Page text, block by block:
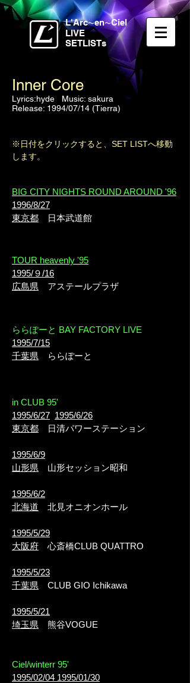
L'Arc〜en〜Ciel
LIVE
SETLISTs
Inner Core
Lyrics:hyde Music: sakura
Release: 1994/07/14 (Tierra)
※日付をクリックすると、SET LISTへ移動
します。
BIG CITY NIGHTS ROUND AROUND '96
1996/8/27
東京都 日本武道館
TOUR heavenly '95
1995/９/16
広島県 アステールプラザ
ららぽーと BAY FACTORY LIVE
1995/7/15
千葉県 ららぽーと
in CLUB 95'
1995/6/27 1995/6/26
東京都 日清パワーステーション
1995/6/9
山形県 山形セッション昭和
1995/6/2
北海道 北見オニオンホール
1995/5/29
大阪府 心斎橋CLUB QUATTRO
1995/5/23
千葉県 CLUB GIO Ichikawa
1995/5/21
埼玉県 熊谷VOGUE
Ciel/winterr 95'
1995/02/04 1995/01/30